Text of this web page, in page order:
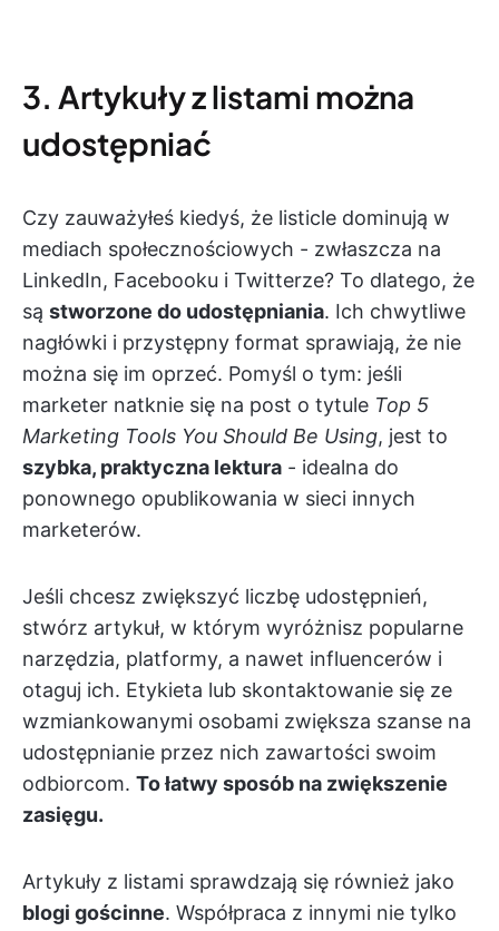
3. Artykuły z listami można
udostępniać
Czy zauważyłeś kiedyś, że listicle dominują w
mediach społecznościowych - zwłaszcza na
LinkedIn, Facebooku i Twitterze? To dlatego, że
są stworzone do udostępniania. Ich chwytliwe
nagłówki i przystępny format sprawiają, że nie
można się im oprzeć. Pomyśl o tym: jeśli
marketer natknie się na post o tytule Top 5
Marketing Tools You Should Be Using, jest to
szybka, praktyczna lektura - idealna do
ponownego opublikowania w sieci innych
marketerów.
Jeśli chcesz zwiększyć liczbę udostępnień,
stwórz artykuł, w którym wyróżnisz popularne
narzędzia, platformy, a nawet influencerów i
otaguj ich. Etykieta lub skontaktowanie się ze
wzmiankowanymi osobami zwiększa szanse na
udostępnianie przez nich zawartości swoim
odbiorcom. To łatwy sposób na zwiększenie
zasięgu.
Artykuły z listami sprawdzają się również jako
blogi gościnne. Współpraca z innymi nie tylko